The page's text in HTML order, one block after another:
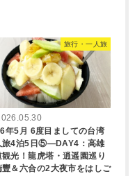
旅行・一人旅
年5月 6度目ましての台湾
旅4泊5日⑤―DAY4：高雄
観光！龍虎塔・逍遥園巡り
豐＆六合の2大夜市をはしご